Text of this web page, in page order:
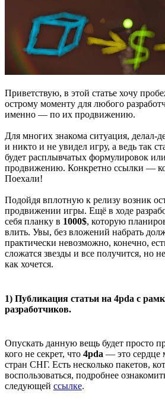
Приветствую, в этой статье хочу
острому моменту для любого
именно — по их продвижению.
Для многих знакома ситуация, делал-
и никто и не увидел игру, а ведь так
будет расплывчатых формулировок
продвижению. Конкретно ссылки —
Поехали!
Подойдя вплотную к релизу возник
продвижении игры. Ещё в ходе
себя планку в 1000$, которую
влить. Увы, без вложений набрать
практически невозможно, конечно,
сложатся звезды и все получится, но
как хочется.
1) Публикация статьи на 4pda с
разработчиков.
Опускать данную вещь будет просто
кого не секрет, что 4pda — это сердце
стран СНГ. Есть несколько пакетов,
воспользоваться, подробнее
следующей ссылке.